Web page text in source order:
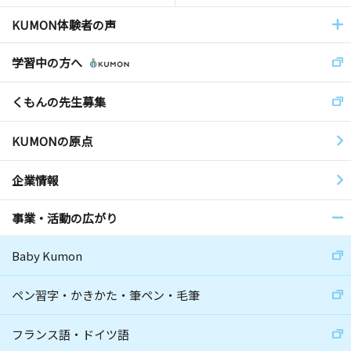
KUMON体験者の声
学習中の方へ
くもんの先生募集
KUMONの原点
企業情報
事業・活動の広がり
Baby Kumon
ペン習字・かきかた・筆ペン・毛筆
フランス語・ドイツ語